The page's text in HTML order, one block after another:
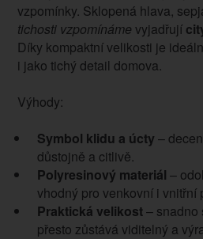
vzpomínky. Sklopená hlava,
tichosti vzpomínáme vyjadřují
Díky kompaktní velikosti je
i jako tichý detail domova.
Výhody:
Symbol klidu a úcty –
důstojně a citlivě.
Polyresinový materiál –
vhodný pro venkovní i vnitřní
Praktická velikost– snadno
přesto zůstává viditelný a